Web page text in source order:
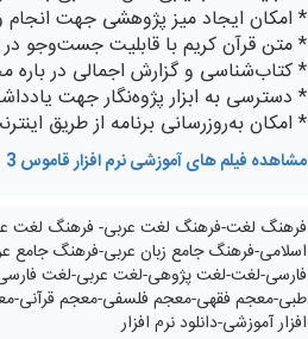
* امکان ایجاد میز پژوهشی جهت
* متن قرآن کریم با قابلیت جست‌وجو در
* کتاب‌شناسی و گزارش اجمالی در
* دسترسی به ابزار پژوه‌نگار جهت
* امکان به‌روزرسانی برنامه از طریق
مشاهده فیلم های آموزشی نرم افزار قاموس 3
فرهنگ لغت-فرهنگ لغت عربی- فرهنگ لغت
اسلامی-فرهنگ جامع زبان عربی-فرهنگ جامع
فارسی-لغت-لغت پژوهی-لغت عربی-لغت فارسی-
طبی-معجم فقهی-معجم فلسفی-معجم قرآنی-
افزار آموزشی-دانلود نرم افزار